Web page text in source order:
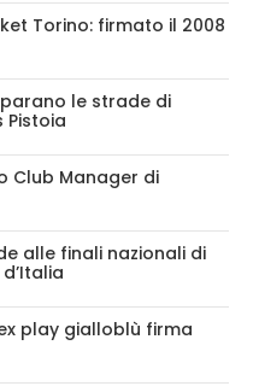
Torino: firmato il 2008
le strade di
Pistoia
Club Manager di
alle finali nazionali di
play gialloblù firma